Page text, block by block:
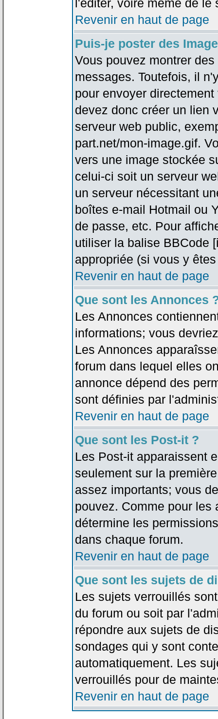
l'éditer, voire même de le
Revenir en haut de page
Puis-je poster des
Vous pouvez montrer
messages. Toutefois, il
pour envoyer
devez donc créer un lien
serveur web public,
part.net/mon-image.gif.
vers une image stockée
celui-ci soit un serveur
un serveur nécessitant
boîtes e-mail Hotmail ou
de passe, etc. Pour
utiliser la balise BBCode
appropriée (si vous y
Revenir en haut de page
Que sont les Annonces
Les Annonces
informations; vous
Les Annonces
forum dans lequel elles
annonce dépend des
sont définies par
Revenir en haut de page
Que sont les Post-it ?
Les Post-it apparaissent
seulement sur la
assez importants; vous
pouvez. Comme pour les
détermine les
dans chaque forum.
Revenir en haut de page
Que sont les sujets de
Les sujets verrouillés
du forum ou soit par
répondre aux sujets de
sondages qui y sont
automatiquement. Les
verrouillés pour de
Revenir en haut de page